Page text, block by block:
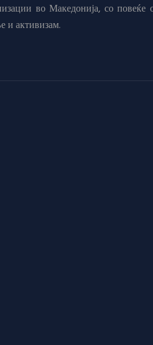
во Македонија, со
и активизам.